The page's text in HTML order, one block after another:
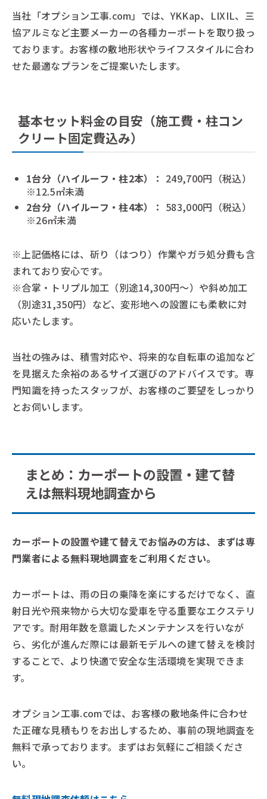
当社「オプション工事.com」では、YKKap、LIXIL、三
協アルミなど主要メーカーの各種カーポートを取り扱っ
ております。お客様の敷地形状やライフスタイルに合わ
せた最適なプランをご提案いたします。
基本セット料金の目安（施工費・柱コン
クリート固定費込み）
1台分（ハイルーフ・柱2本）： 249,700円（税込）
※12.5㎡未満
2台分（ハイルーフ・柱4本）： 583,000円（税込）
※26㎡未満
※上記価格には、斫り（はつり）作業やガラ処分費も含
まれており安心です。
※合掌・トリプル加工（別途14,300円〜）や斜め加工
（別途31,350円）など、変形地への設置にも柔軟に対
応いたします。
当社の強みは、積雪対応や、将来的な自転車の追加など
を見据えた余裕のあるサイズ選びのアドバイスです。専
門知識を持ったスタッフが、お客様のご要望をしっかり
とお伺いします。
まとめ：カーポートの設置・建て替
えは無料現地調査から
カーポートの設置や建て替えでお悩みの方は、まずは専
門業者による無料現地調査をご利用ください。
カーポートは、雨の日の乗降を楽にするだけでなく、直
射日光や飛来物から大切な愛車を守る重要なエクステリ
アです。耐用年数を意識したメンテナンスを行いなが
ら、劣化が進んだ際には最新モデルへの建て替えを検討
することで、より快適で安全な生活環境を実現できま
す。
オプション工事.comでは、お客様の敷地条件に合わせ
た正確な見積もりをお出しするため、事前の現地調査を
無料で承っております。まずはお気軽にご相談くださ
い。